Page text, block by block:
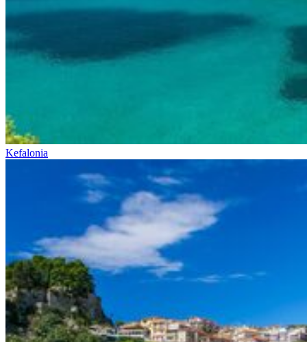
Kefalonia